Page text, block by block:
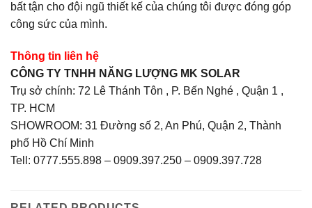
bất tận cho đội ngũ thiết kế của chúng tôi được đóng góp
công sức của mình.
Thông tin liên hệ
CÔNG TY TNHH NĂNG LƯỢNG MK SOLAR
Trụ sở chính: 72 Lê Thánh Tôn , P. Bến Nghé , Quận 1 ,
TP. HCM
SHOWROOM: 31 Đường số 2, An Phú, Quận 2, Thành
phố Hồ Chí Minh
Tell: 0777.555.898 – 0909.397.250 – 0909.397.728